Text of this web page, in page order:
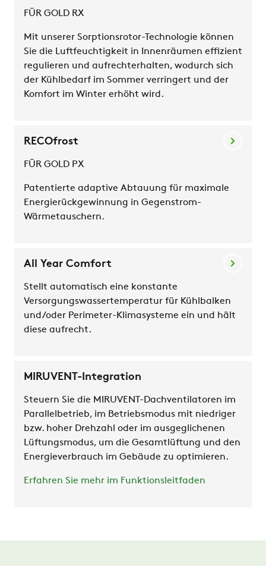
FÜR GOLD RX
Mit unserer Sorptionsrotor-Technologie können
Sie die Luftfeuchtigkeit in Innenräumen effizient
regulieren und aufrechterhalten, wodurch sich
der Kühlbedarf im Sommer verringert und der
Komfort im Winter erhöht wird.
RECOfrost
FÜR GOLD PX
Patentierte adaptive Abtauung für maximale
Energierückgewinnung in Gegenstrom-
Wärmetauschern.
All Year Comfort
Stellt automatisch eine konstante
Versorgungswassertemperatur für Kühlbalken
und/oder Perimeter-Klimasysteme ein und hält
diese aufrecht.
MIRUVENT-Integration
Steuern Sie die MIRUVENT-Dachventilatoren im
Parallelbetrieb, im Betriebsmodus mit niedriger
bzw. hoher Drehzahl oder im ausgeglichenen
Lüftungsmodus, um die Gesamtlüftung und den
Energieverbrauch im Gebäude zu optimieren.
Erfahren Sie mehr im Funktionsleitfaden